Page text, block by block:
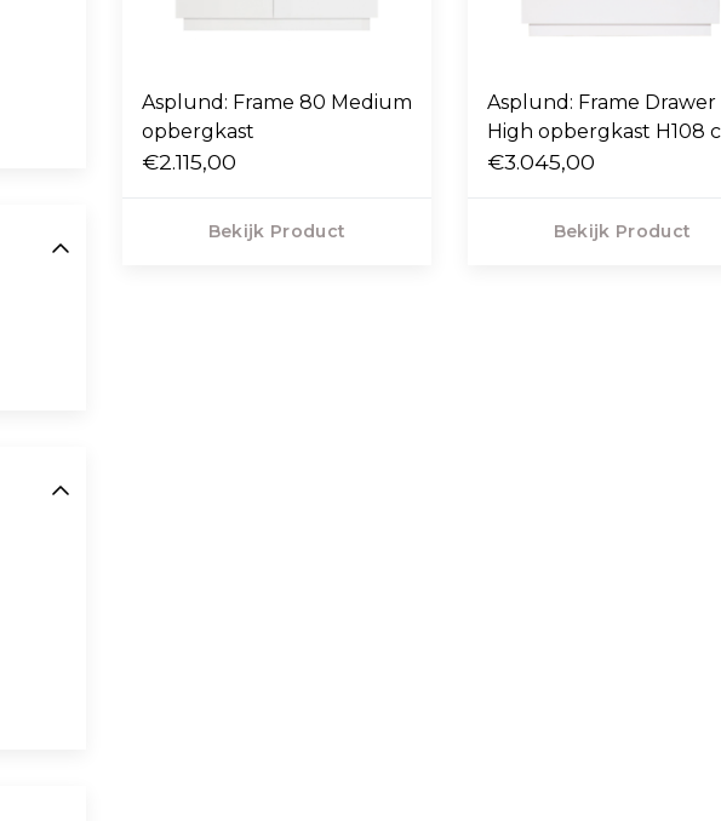
Asplund: Frame 80 Medium
opbergkast
€2.115,00
Bekijk Product
Asplund: Frame Drawer
High opbergkast
€3.045,00
Bekijk Product